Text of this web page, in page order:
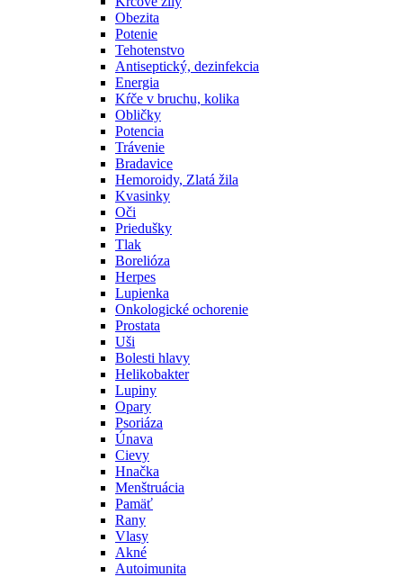
Obezita
Potenie
Tehotenstvo
Antiseptický, dezinfekcia
Energia
Kŕče v bruchu, kolika
Obličky
Potencia
Trávenie
Bradavice
Hemoroidy, Zlatá žila
Kvasinky
Oči
Priedušky
Tlak
Borelióza
Herpes
Lupienka
Onkologické ochorenie
Prostata
Uši
Bolesti hlavy
Helikobakter
Lupiny
Opary
Psoriáza
Únava
Cievy
Hnačka
Menštruácia
Pamäť
Rany
Vlasy
Akné
Autoimunita